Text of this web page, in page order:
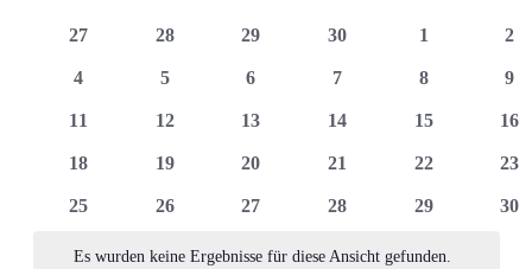
von
Veranstaltungen
0
27
0
28
0
29
0
30
0
1
0
2
0
4
0
5
0
6
0
7
0
8
0
9
0
11
0
12
0
13
0
14
0
15
0
16
0
18
0
19
0
20
0
21
0
22
0
23
0
25
0
26
0
27
0
28
0
29
0
30
Es wurden keine Ergebnisse für diese Ansicht gefunden.